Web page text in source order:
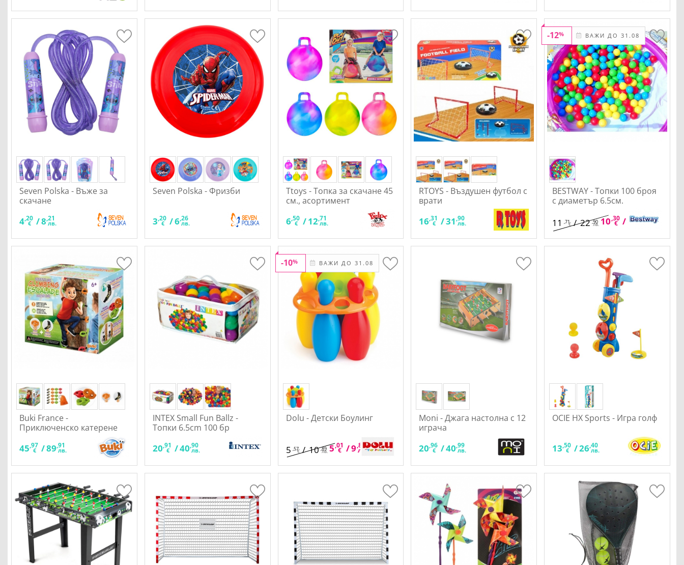
Seven Polska - Въже за
скачане
4,20
€ /8,21
лв.
Seven Polska - Фризби
3,20
€ /6,26
лв.
Ttoys - Топка за скачане 45
см., асортимент
6,50
€ /12,71
лв.
RTOYS - Въздушен футбол с
врати
16,31
€ /31,90
лв.
ВАЖИ ДО 31.08
-12%
BESTWAY - Топки 100 броя
с диаметър 6.5см.
11 ,71€/22 ,90
лв. 10,30
€ / 20,15
лв.
Buki France -
Приключенско катерене
45,97
€ /89,91
лв.
INTEX Small Fun Ballz -
Топки 6.5cm 100 бр
20,91
€ /40,90
лв.
ВАЖИ ДО 31.08
-10%
Dolu - Детски Боулинг
5 ,57€/10 ,89
лв. 5,01
€ /9,80
лв.
Moni - Джага настолна с 12
играча
20,96
€ /40,99
лв.
OCIE HX Sports - Игра голф
13,50
€ /26,40
лв.